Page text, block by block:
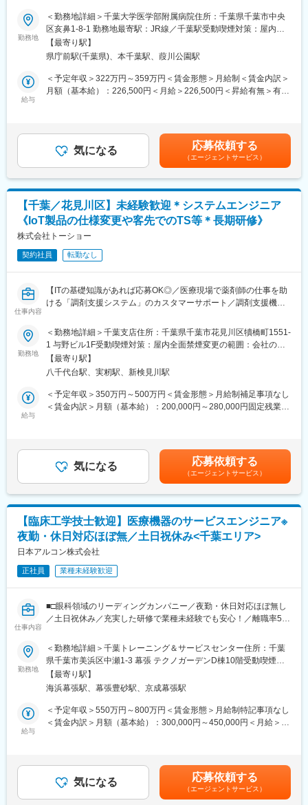
変更の範囲：会社の定める業務
【業務概要】
パラマウントベッド社製品を中心とした医療用ベッドのメンテナ
ンス作業、ベッドの使用方法説明や製品紹介等をお任せ致しま
す。
【業務内容】
（1）：床頭台(テレビ・冷蔵庫・Wi-Fi・テレビ台・契約管理シス
テム)の保守業務
（2）：入院案内業務（入院セット・テレビセット・おむつセッ
（4）：退院時清掃業務（清掃計画立案・パートスタッフ管理・清
掃品質管理）
（5）：ベッドセンター業務（管理対象備品の定期点検・修理・備
（7）：慣れてきたら、病院への当社サービスのご紹介、及び病院
のニーズと課題解決に向けた活動
【求人の魅力】
のOJT研修を用意しておりますのでご安心ください。
■扱う製品について：同社は医療用介護ベッド業界の最大手(シェ
業務で扱う製品は機械はパラマウント製品が主となり、業界最高
峰の製品や技術に触れる事が可能です。
ります（接客、営業、技術職、販売、アパレル、飲食店員、
等）。
【同社について】
同社は医療介護用ベッド国内No1シェアを有するパラマウントベ
国内において約7割の業界TOPシェアを誇り海外でも高いシェアを
獲得しています。
勤務地
＜勤務地詳細＞千葉大学医学部附属病院住所：千葉県千葉市中央
区亥鼻1-8-1 勤務地最寄駅：JR線／千葉駅受動喫煙対策：屋内全
面禁煙変更の範囲：会社の定める事業所
【最寄り駅】
県庁前駅(千葉県)、本千葉駅、葭川公園駅
給与
＜予定年収＞322万円～359万円＜賃金形態＞月給制＜賃金内訳＞
月額（基本給）：226,500円＜月給＞226,500円＜昇給有無＞有＜
安の金額であり、選考を通じて上下する可能性があります。月給
(月額)は固定手当を含めた表記です。
気になる 応募依頼する
（エージェントサービス）
【千葉／花見川区】未経験歓迎＊システムエンジニア
《IoT製品の仕様変更や客先でのTS等＊長期研修》
株式会社トーショー
契約社員 転勤なし
仕事内容
【ITの基礎知識があれば応募OK◎／医療現場で薬剤師の仕事を助
ける「調剤支援システム」のカスタマーサポート／調剤支援機
【はじめに】
当ポジションは自社販売している大型IoT製品や薬剤システムの運
用～保守を担うシステムエンジニア職となっております。未経験
からチャレンジできる事に加えて、メーカー直雇用という貴重な
求人となっております。IT領域へキャリアチェンジされたい方歓
迎しております！
るため、社内でのデスクワークが6割、お客様先での業務が4割ほ
どとなります。また、外部のITベンダーとの打ち合わせ等もある
ため、関係者が多いのも当職種の特徴の一つとなります。
【ポジションの魅力】
・長期間の研修を用意しているため職種未経験＆技術的な知識が
・業界トップクラスの調剤システムやIoT製品を扱っており、業務
を通して最新の技術に触れることが可能です。
登用となり、業界トップクラスシェアを誇る優良企業の正社員と
して安定就業が可能です。（登用率98%、試験ノルマなし）
【同社の魅力】
◆医療業界に貢献：
最新のIoT技術に注力しており、これまで人の手でアナログに行わ
れていた薬剤管理を、全自動で管理、調整、計測、分包まで対応
ない医療現場の安心安全や、医療従事者の負担軽減に大きく貢献
しています。
顧客からいかにシェアを獲得するか試行錯誤する面白さがありま
す。
勤務地
＜勤務地詳細＞千葉支店住所：千葉県千葉市花見川区犢橋町1551-
1 与野ビル1F受動喫煙対策：屋内全面禁煙変更の範囲：会社の定
める事業所（リモートワーク含む）
【最寄り駅】
八千代台駅、実籾駅、新検見川駅
給与
＜予定年収＞350万円～500万円＜賃金形態＞月給制補足事項なし
＜賃金内訳＞月額（基本給）：200,000円～280,000円固定残業手
＞※給与詳細は、年齢・スキルを考慮し決定します。■昇給：年1
回■賞与：年2回賃金はあくまでも目安の金額であり、選考を通じ
て上下する可能性があります。月給(月額)は固定手当を含めた表記
です。
気になる 応募依頼する
（エージェントサービス）
【臨床工学技士歓迎】医療機器のサービスエンジニア※
夜勤・休日対応ほぼ無／土日祝休み<千葉エリア>
日本アルコン株式会社
正社員 業種未経験歓迎
仕事内容
■□眼科領域のリーディングカンパニー／夜勤・休日対応ほぼ無し
／土日祝休み／充実した研修で業種未経験でも安心！／離職率5％
■概要
日本アルコンは、眼科領域に特化した世界有数のリーディングカ
ンパニーです。眼科用医療機器、眼内レンズ、医薬品、コンタク
トレンズなど幅広い製品を展開し、世界180ヵ国以上でアイケア
医療を支えています。サージカル分野では世界トップクラスのシ
ェアを有し、最先端技術を通じて患者様の「見える喜び」に貢献
しています。
当ポジションでは、眼科医療機器のフィールドサービスエンジニ
ーション力を活かしつつ、グローバルで高いシェアを誇る製品群
を扱い、最先端の医療機器に携わりながら専門性を高めることが
可能です。
勤務地
＜勤務地詳細＞千葉トレーニング＆サービスセンター住所：千葉
県千葉市美浜区中瀬1-3 幕張 テクノガーデンD棟10階受動喫煙対
策：敷地内全面禁煙変更の範囲：会社の定める事業所
【最寄り駅】
海浜幕張駅、幕張豊砂駅、京成幕張駅
給与
＜予定年収＞550万円～800万円＜賃金形態＞月給制特記事項なし
＜賃金内訳＞月額（基本給）：300,000円～450,000円＜月給＞
あくまでも目安の金額であり、選考を通じて上下する可能性があ
ります。月給(月額)は固定手当を含めた表記です。
気になる 応募依頼する
（エージェントサービス）